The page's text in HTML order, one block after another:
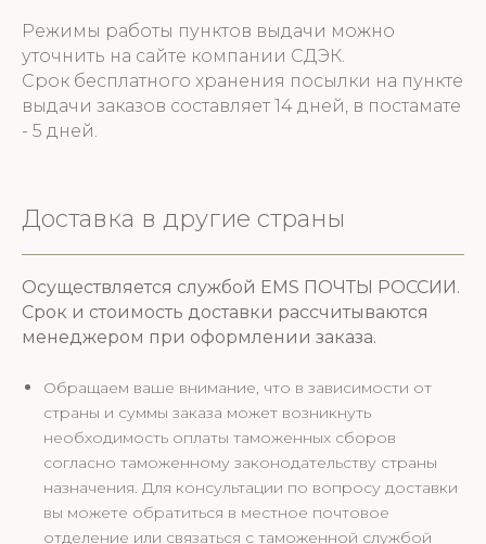
Режимы работы пунктов выдачи можно
уточнить на сайте компании СДЭК.
Срок бесплатного хранения посылки на пункте
выдачи заказов составляет 14 дней, в постамате
- 5 дней.
Доставка в другие страны
Осуществляется службой EMS ПОЧТЫ РОССИИ.
Срок и стоимость доставки рассчитываются
менеджером при оформлении заказа.
Обращаем ваше внимание, что в зависимости от
страны и суммы заказа может возникнуть
необходимость оплаты таможенных сборов
согласно таможенному законодательству страны
назначения. Для консультации по вопросу доставки
вы можете обратиться в местное почтовое
отделение или связаться с таможенной службой